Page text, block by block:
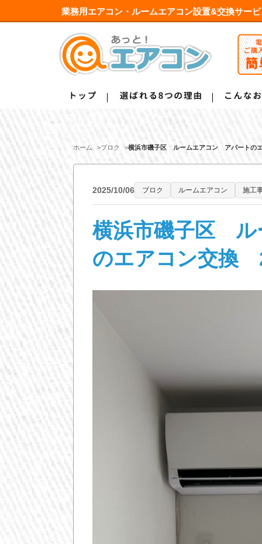
業務用エアコン・ルームエアコン設置&交換サー
ホーム ブロク 横浜市磯子区 ルームエアコン アパートの
2025/10/06 ブロク ルームエアコン 施工
横浜市磯子区
のエアコン交換